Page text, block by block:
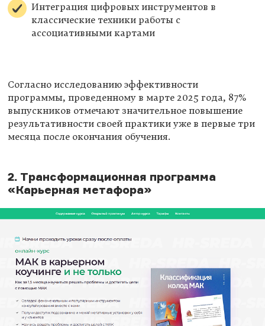
Интеграция цифровых инструментов в
классические техники работы с
ассоциативными картами
Согласно исследованию эффективности
программы, проведенному в марте 2025 года, 87%
выпускников отмечают значительное повышение
результативности своей практики уже в первые три
месяца после окончания обучения.
2. Трансформационная программа
«Карьерная метафора»